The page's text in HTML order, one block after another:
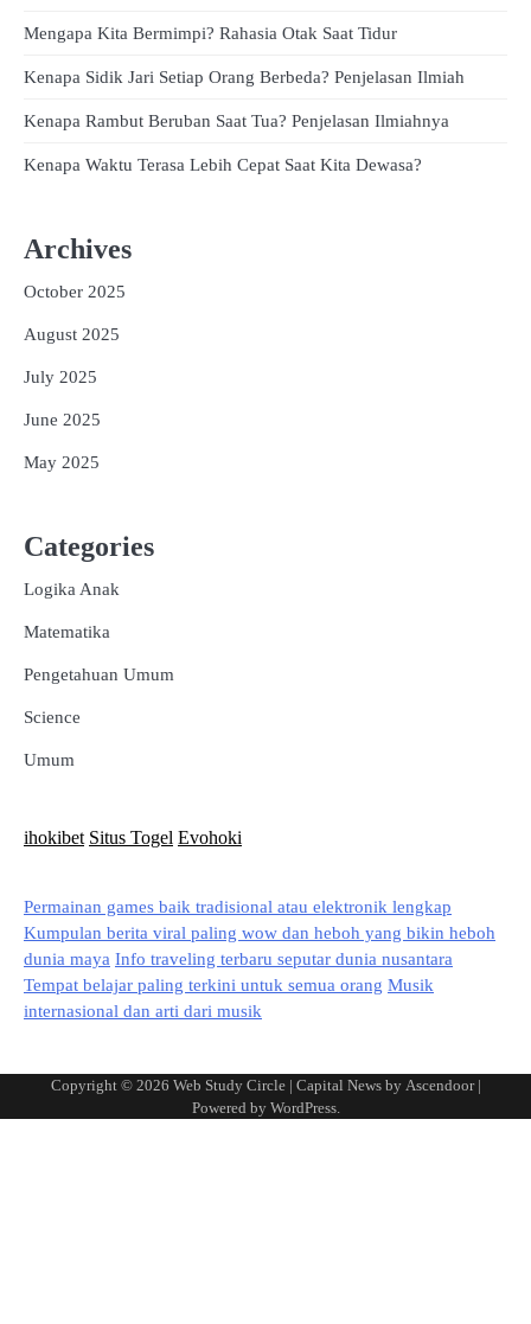
Mengapa Kita Bermimpi? Rahasia Otak Saat Tidur
Kenapa Sidik Jari Setiap Orang Berbeda? Penjelasan Ilmiah
Kenapa Rambut Beruban Saat Tua? Penjelasan Ilmiahnya
Kenapa Waktu Terasa Lebih Cepat Saat Kita Dewasa?
Archives
October 2025
August 2025
July 2025
June 2025
May 2025
Categories
Logika Anak
Matematika
Pengetahuan Umum
Science
Umum
ihokibet Situs Togel Evohoki
Permainan games baik tradisional atau elektronik lengkap
Kumpulan berita viral paling wow dan heboh yang bikin heboh
dunia maya Info traveling terbaru seputar dunia nusantara
Tempat belajar paling terkini untuk semua orang Musik
internasional dan arti dari musik
Copyright © 2026 Web Study Circle| Capital News by Ascendoor|
Powered by WordPress.